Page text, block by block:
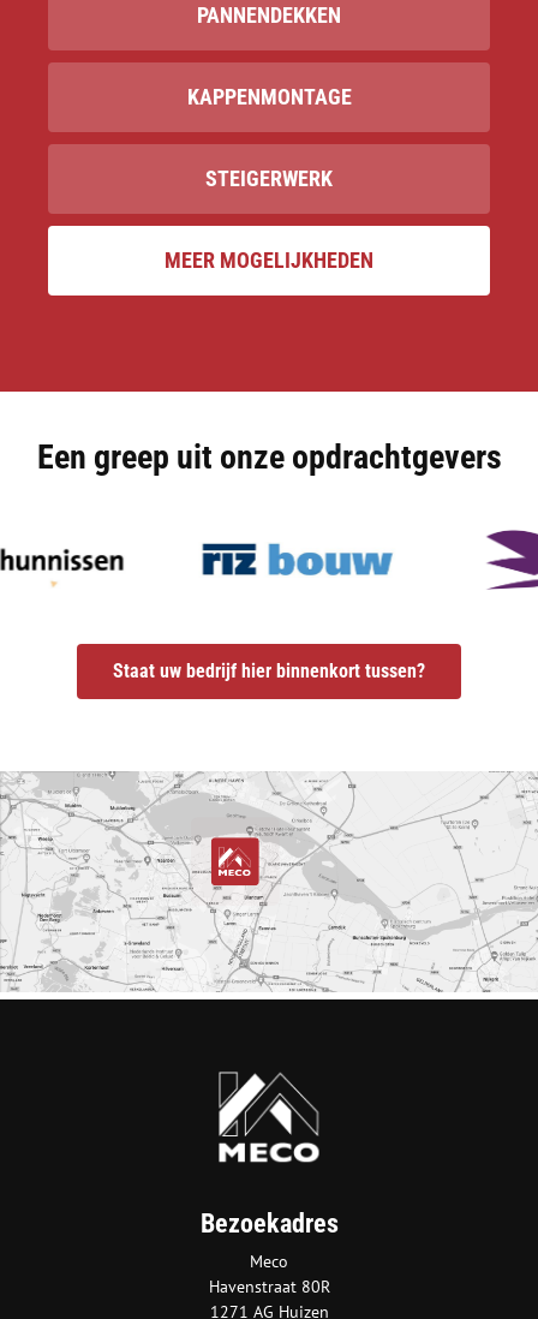
PANNENDEKKEN
KAPPENMONTAGE
STEIGERWERK
MEER MOGELIJKHEDEN
Een greep uit onze opdrachtgevers
Staat uw bedrijf hier binnenkort tussen?
Bezoekadres
Meco
Havenstraat 80R
1271 AG Huizen